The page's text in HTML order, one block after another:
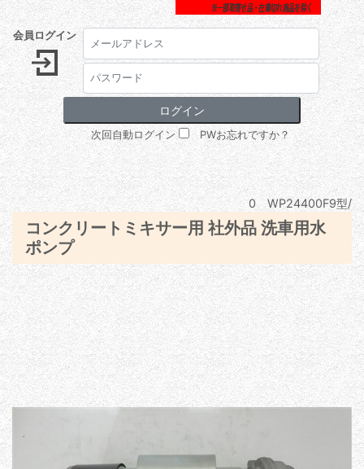
会員ログイン
次回自動ログイン PWお忘れですか？
0 WP24400F9型/
コンクリートミキサー用 社外品 洗車用水
ポンプ